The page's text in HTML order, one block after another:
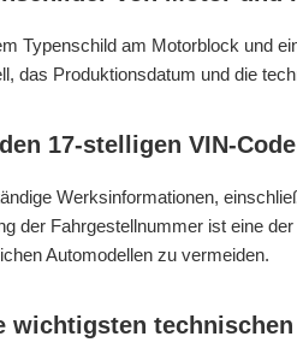
Typenschild am Motorblock und
das Produktionsdatum und die
17-stelligen VIN-Code
Werksinformationen,
der Fahrgestellnummer ist eine
Automodellen zu vermeiden.
wichtigsten